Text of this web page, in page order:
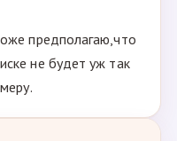
предполагаю,что
не будет уж так